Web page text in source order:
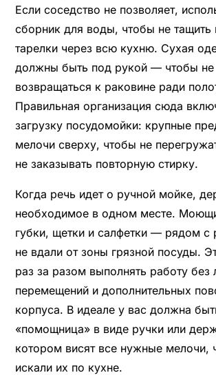
Если соседство не позволяет,
сборник для воды, чтобы не
тарелки через всю кухню. Сухая
должны быть под рукой — чтобы не
возвращаться к раковине ради
Правильная организация сюда
загрузку посудомойки: крупные
мелочи сверху, чтобы не
не заказывать повторную стирку.
Когда речь идет о ручной мойке,
необходимое в одном месте.
губки, щетки и салфетки — рядом с
не вдали от зоны грязной посуды.
раз за разом выполнять работу без
перемещений и дополнительных
корпуса. В идеале у вас должна
«помощница» в виде ручки или
котором висят все нужные мелочи,
искали их по кухне.